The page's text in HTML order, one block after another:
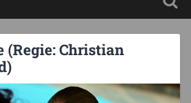
(Regie: Christian